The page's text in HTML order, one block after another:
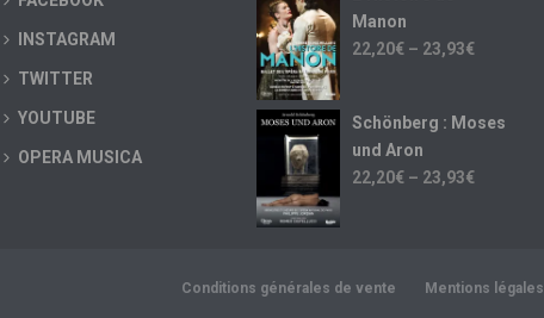
INSTAGRAM
TWITTER
YOUTUBE
OPERA MUSICA
Manon
22,20€ – 23,93€
Schönberg : Moses
und Aron
22,20€ – 23,93€
Conditions générales de vente Mentions légales